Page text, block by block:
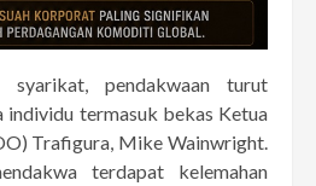
syarikat, pendakwaan turut
termasuk bekas Ketua
Trafigura, Mike Wainwright.
terdapat kelemahan